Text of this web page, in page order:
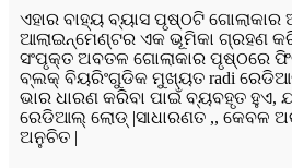
ଏହାର ବାହ୍ୟ ବ୍ୟାସ ପୃଷ୍ଠଟି ଗୋଲାକାର
ଆଲାଇନ୍ମେଣ୍ଟର ଏକ ଭୂମିକା ଗ୍ରହଣ
ସଂପୃକ୍ତ ଅବତଳ ଗୋଲାକାର ପୃଷ୍ଠରେ
ବ୍ଲକ୍ ବିୟରିଂଗୁଡିକ ମୁଖ୍ୟତ radi
ଭାର ଧାରଣ କରିବା ପାଇଁ ବ୍ୟବହୃତ ହୁଏ,
ରେଡିଆଲ୍ ଲୋଡ୍ |ସାଧାରଣତ ,, କେବଳ
ଅନୁଚିତ |